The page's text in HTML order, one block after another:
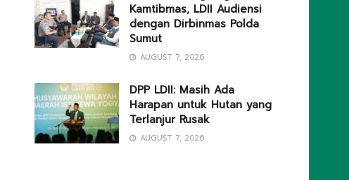
Kamtibmas, LDII Audiensi
dengan Dirbinmas Polda
Sumut
AUGUST 7, 2026
DPP LDII: Masih Ada
Harapan untuk Hutan yang
Terlanjur Rusak
AUGUST 7, 2026